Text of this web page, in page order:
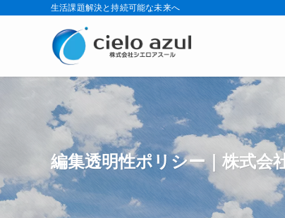
生活課題解決と持続可能な未来へ
編集透明性ポリシー｜株式会